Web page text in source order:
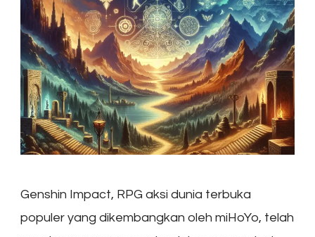
Genshin Impact, RPG aksi dunia terbuka
populer yang dikembangkan oleh miHoYo, telah